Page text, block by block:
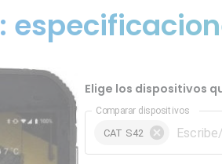
Elige los dispositivos
Comparar dispositivos
CAT S42